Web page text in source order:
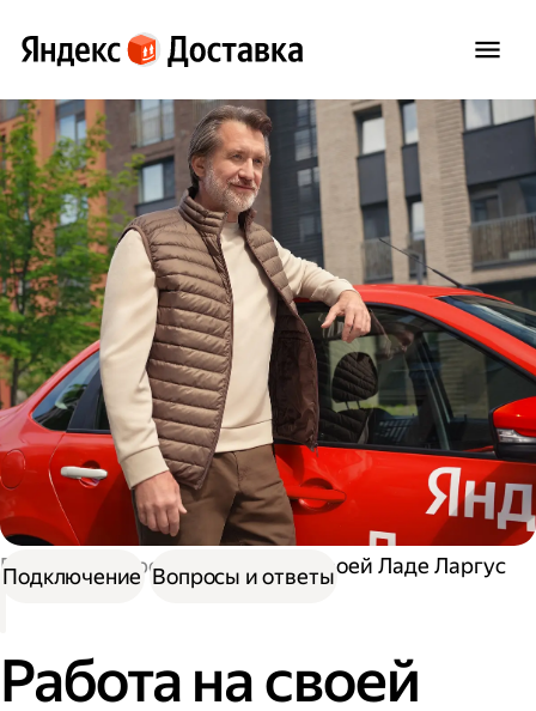
Работа курьером Работа на своей Ладе Ларгус
Работа на своей
Подключение Вопросы и ответы